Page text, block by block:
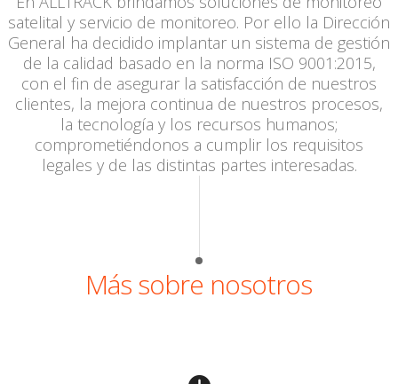
satelital y servicio de monitoreo. Por ello la Dirección
General ha decidido implantar un sistema de gestión
de la calidad basado en la norma ISO 9001:2015,
con el fin de asegurar la satisfacción de nuestros
clientes, la mejora continua de nuestros procesos,
la tecnología y los recursos humanos;
comprometiéndonos a cumplir los requisitos
legales y de las distintas partes interesadas.
Más sobre nosotros